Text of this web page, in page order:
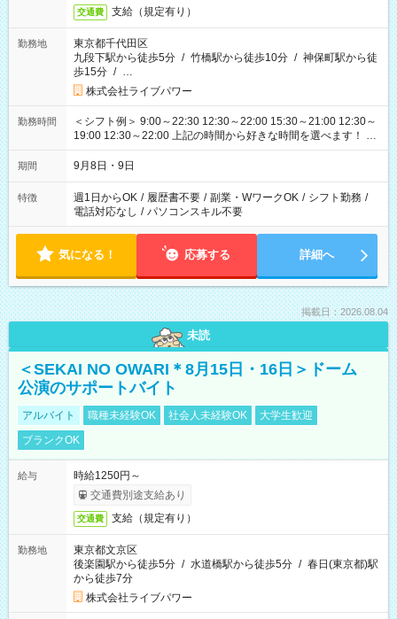
交通費 支給（規定有り）
勤務地
東京都千代田区
九段下駅から徒歩5分 / 竹橋駅から徒歩10分 / 神保町駅から徒
歩15分 / …
株式会社ライブパワー
勤務時間
＜シフト例＞ 9:00～22:30 12:30～22:00 15:30～21:00 12:30～
19:00 12:30～22:00 上記の時間から好きな時間を選べます！ ※
時間は変更となる可能性があります
期間 9月8日・9日
特徴 週1日からOK / 履歴書不要 / 副業・WワークOK / シフト勤務 /
電話対応なし / パソコンスキル不要
気になる！ 応募する 詳細へ
掲載日：2026.08.04
未読
＜SEKAI NO OWARI＊8月15日・16日＞ドーム
公演のサポートバイト
アルバイト 職種未経験OK 社会人未経験OK
大学生歓迎
ブランクOK
給与
時給1250円～
交通費別途支給あり
交通費 支給（規定有り）
勤務地
東京都文京区
後楽園駅から徒歩5分 / 水道橋駅から徒歩5分 / 春日(東京都)駅
から徒歩7分
株式会社ライブパワー